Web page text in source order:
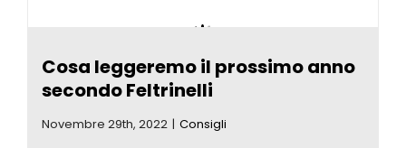
Cosa leggeremo il prossimo anno
secondo Feltrinelli
Novembre 29th, 2022 | Consigli